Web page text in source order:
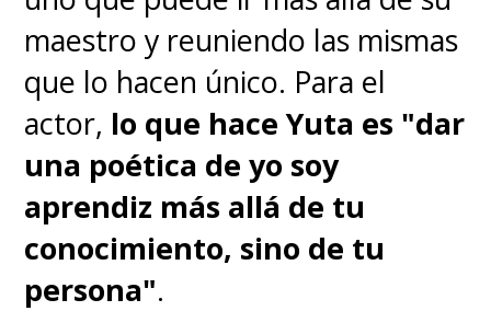
campo de batalla con una
sonrisa en el rostro, tal como su
padre "Gol D. Roger", dejando a
su hermano destrozado y en
shock. Una dolorosa imagen que
jamás olvidaremos.
maestro y reuniendo las mismas
que lo hacen único. Para el
actor, lo que hace Yuta es "dar
una poética de yo soy
aprendiz más allá de tu
conocimiento, sino de tu
persona".